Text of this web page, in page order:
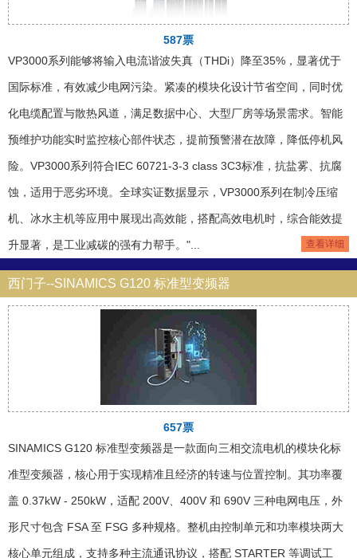
587票
VP3000系列能够将输入电流谐波失真（THDi）降至35%，显著优于
国际标准，有效减少电网污染。紧凑的模块化设计节省空间，同时优
化电缆配置与散热风道，满足数据中心、大型厂房等场景需求。智能
预维护功能实时监控核心部件状态，提前预警潜在故障，降低停机风
险。VP3000系列符合IEC 60721-3-3 class 3C3标准，抗盐雾、抗腐
蚀，适用于恶劣环境。全球实证数据显示，VP3000系列在制冷压缩
机、冰水主机等应用中展现出高效能，搭配高效电机时，综合能效提
升显著，是工业减碳的强有力帮手。"... 查看详细
西门子--SINAMICS G120 标准型变频器
657票
SINAMICS G120 标准型变频器是一款面向三相交流电机的模块化标
准型变频器，核心用于实现精准且经济的转速与位置控制。其功率覆
盖 0.37kW - 250kW，适配 200V、400V 和 690V 三种电网电压，外
形尺寸包含 FSA 至 FSG 多种规格。整机由控制单元和功率模块两大
核心单元组成，支持多种主流通讯协议，搭配 STARTER 等调试工